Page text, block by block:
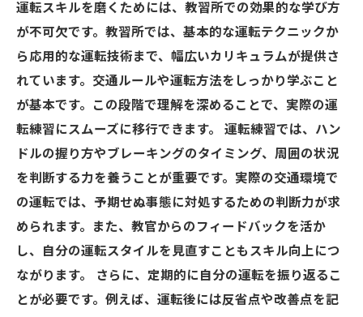
運転スキルを磨くためには、教習所での効果的な学び方
が不可欠です。教習所では、基本的な運転テクニックか
ら応用的な運転技術まで、幅広いカリキュラムが提供さ
れています。交通ルールや運転方法をしっかり学ぶこと
が基本です。この段階で理解を深めることで、実際の運
転練習にスムーズに移行できます。 運転練習では、ハン
ドルの握り方やブレーキングのタイミング、周囲の状況
を判断する力を養うことが重要です。実際の交通環境で
の運転では、予期せぬ事態に対処するための判断力が求
められます。また、教官からのフィードバックを活か
し、自分の運転スタイルを見直すこともスキル向上につ
ながります。 さらに、定期的に自分の運転を振り返るこ
とが必要です。例えば、運転後には反省点や改善点を記